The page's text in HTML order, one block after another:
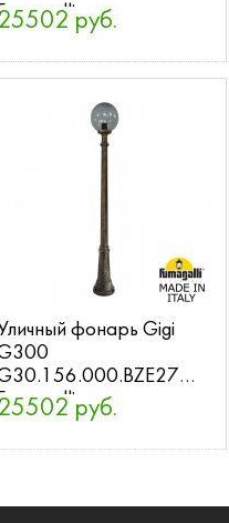
руб.
фонарь Gigi
руб.